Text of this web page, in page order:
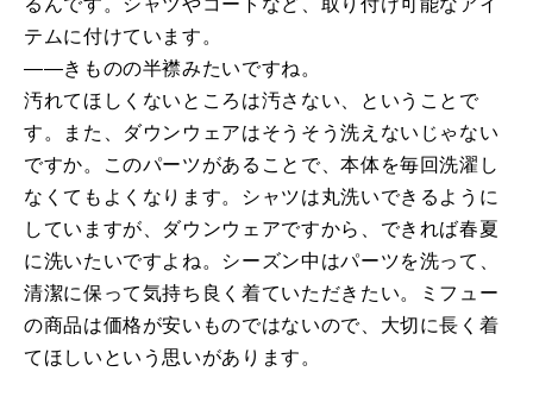
テムに付けています。
――きものの半襟みたいですね。
汚れてほしくないところは汚さない、ということで
す。また、ダウンウェアはそうそう洗えないじゃない
ですか。このパーツがあることで、本体を毎回洗濯し
なくてもよくなります。シャツは丸洗いできるように
していますが、ダウンウェアですから、できれば春夏
に洗いたいですよね。シーズン中はパーツを洗って、
清潔に保って気持ち良く着ていただきたい。ミフュー
の商品は価格が安いものではないので、大切に長く着
てほしいという思いがあります。